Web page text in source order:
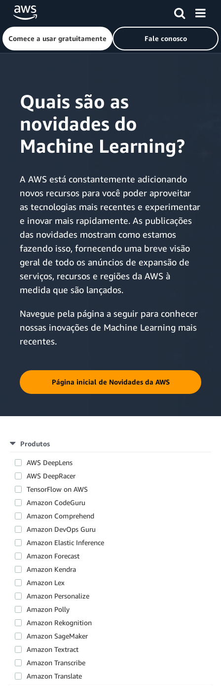
Comece a usar gratuitamente Fale conosco
Quais são as
novidades do
Machine Learning?
A AWS está constantemente adicionando
novos recursos para você poder aproveitar
as tecnologias mais recentes e experimentar
e inovar mais rapidamente. As publicações
das novidades mostram como estamos
fazendo isso, fornecendo uma breve visão
geral de todo os anúncios de expansão de
serviços, recursos e regiões da AWS à
medida que são lançados.
Navegue pela página a seguir para conhecer
nossas inovações de Machine Learning mais
recentes.
Página inicial de Novidades da AWS
Produtos
AWS DeepLens
AWS DeepRacer
TensorFlow on AWS
Amazon CodeGuru
Amazon Comprehend
Amazon DevOps Guru
Amazon Elastic Inference
Amazon Forecast
Amazon Kendra
Amazon Lex
Amazon Personalize
Amazon Polly
Amazon Rekognition
Amazon SageMaker
Amazon Textract
Amazon Transcribe
Amazon Translate